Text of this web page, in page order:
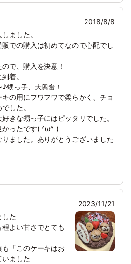
2018/8/8
ました。
での購入は初めてなので心配でし
で、購入を決意！
着。
甥っ子、大興奮！
の用にフワフワで柔らかく、チョ
した。
きな甥っ子にはピッタリでした。
かったです( ^ω^ )
ました。ありがとうございました
2023/11/21
した
よい甘さでとても
「このケーキはお
いました